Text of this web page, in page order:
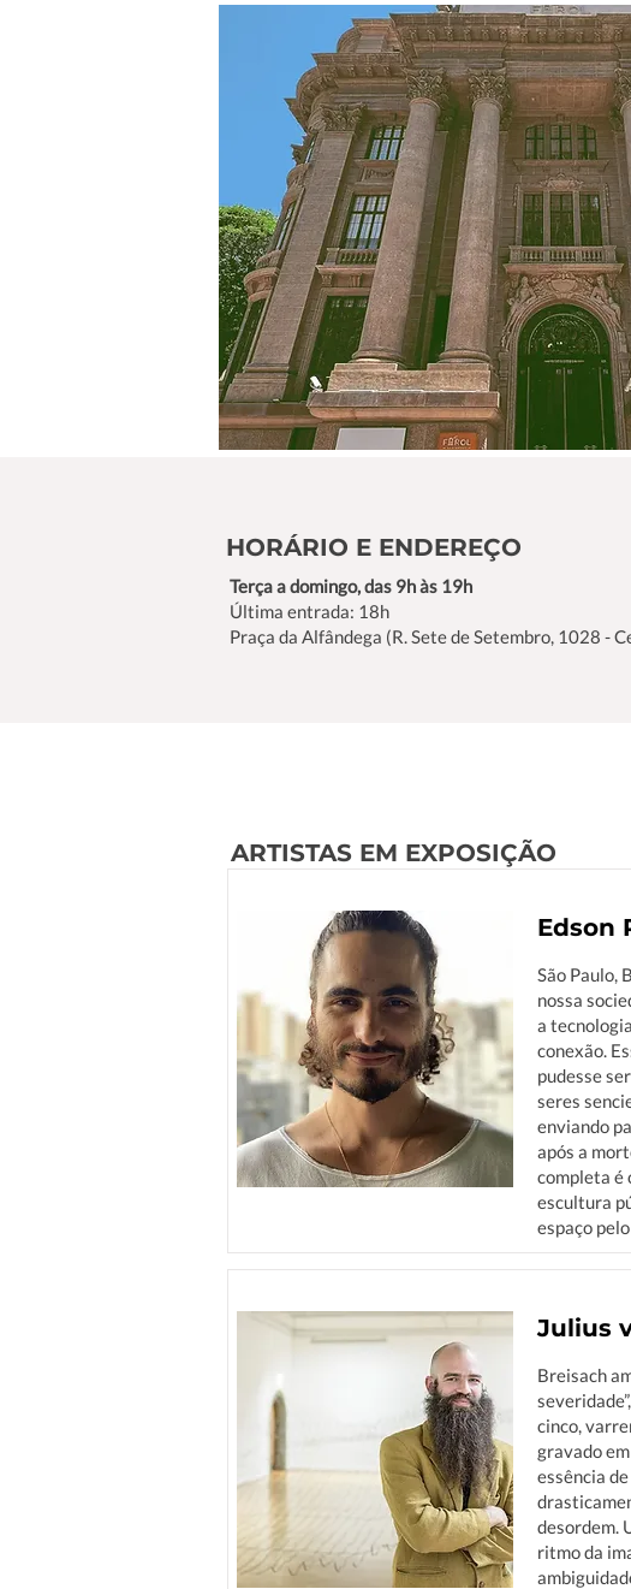
HORÁRIO E ENDEREÇO
Terça a domingo, das 9h às 19h
Última entrada: 18h
Praça da Alfândega (R. Sete de Setembro, 1028 -
ARTISTAS EM EXPOSIÇÃO
Edson
São Paulo,
nossa
a
conexão.
pudesse
seres
enviando
após a
completa é
escultura
espaço
Julius
Breisach
cinco,
gravado
essência
desordem.
ritmo da